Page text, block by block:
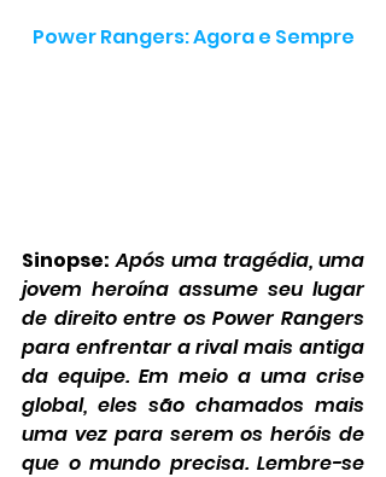
Power Rangers: Agora e Sempre
Sinopse: Após uma tragédia, uma
jovem heroína assume seu lugar
de direito entre os Power Rangers
para enfrentar a rival mais antiga
da equipe. Em meio a uma crise
global, eles são chamados mais
uma vez para serem os heróis de
que o mundo precisa. Lembre-se